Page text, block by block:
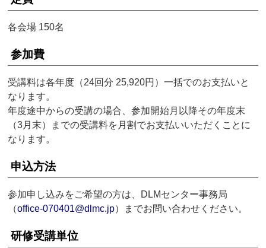
各会場 150名
参加費
受講料は各年度（24回分 25,920円）一括でのお支払いと
なります。
年度途中からの受講の場合、参加開始月以降その年度末
（3月末）までの受講料を月割でお支払いいただくことに
なります。
申込方法
参加申し込みをご希望の方は、DLMセンター事務局
（office-070401@dlmc.jp）までお問い合わせください。
研修受講単位